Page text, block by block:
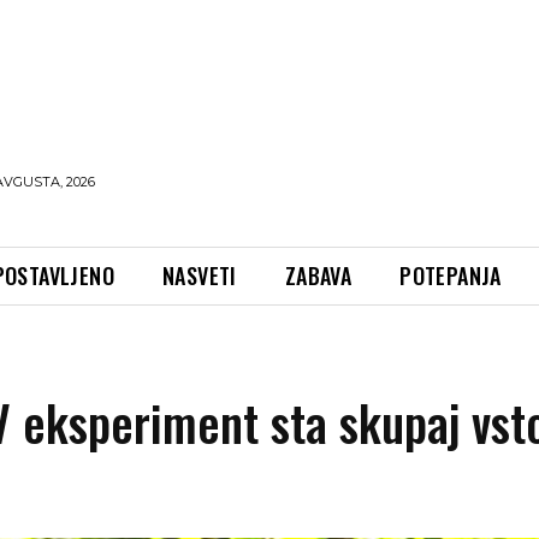
2026
NASVETI ZABAVA POTEPANJA
eksperiment sta skupaj